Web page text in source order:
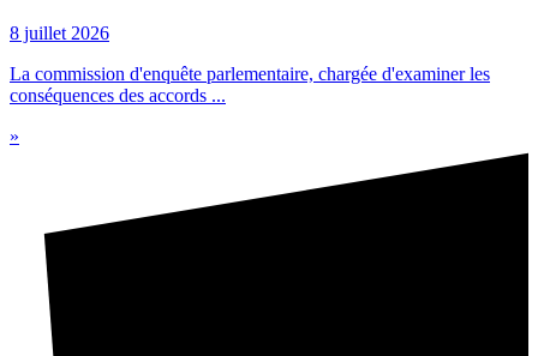
8 juillet 2026
La commission d'enquête parlementaire, chargée d'examiner les
conséquences des accords ...
»